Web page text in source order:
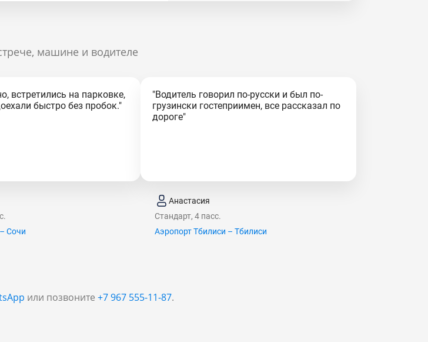
машине и водителе
встретились на парковке,
быстро без пробок."
Сочи
"Водитель говорил по-русски и был по-
грузински гостеприимен, все рассказал по
дороге"
Анастасия
Стандарт, 4 пасс.
Аэропорт Тбилиси – Тбилиси
или позвоните +7 967 555-11-87.